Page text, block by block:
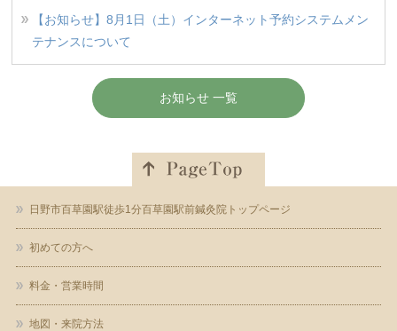
【お知らせ】8月1日（土）インターネット予約システムメン
テナンスについて
お知らせ 一覧
日野市百草園駅徒歩1分百草園駅前鍼灸院トップページ
初めての方へ
料金・営業時間
地図・来院方法